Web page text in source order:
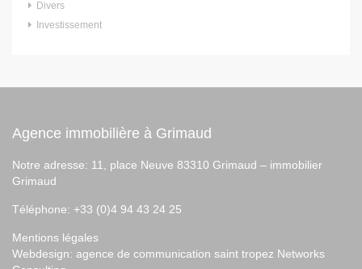
Divers
Investissement
Agence immobilière à Grimaud
Notre adresse: 11, place Neuve 83310 Grimaud – immobilier
Grimaud
Téléphone: +33 (0)4 94 43 24 25
Mentions légales
Webdesign: agence de communication saint tropez Networks